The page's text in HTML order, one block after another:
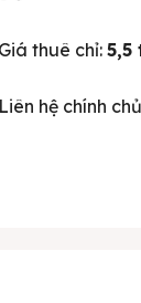
V3
thuê chỉ: 5,5
hệ chính